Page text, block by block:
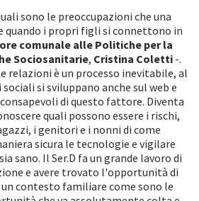
sono le preoccupazioni che una
quando i propri figli si connettono in
comunale alle Politiche per la
Sociosanitarie, Cristina Coletti-.
relazioni è un processo inevitabile, al
si sviluppano anche sul web e
di questo fattore. Diventa
quali possono essere i rischi,
i genitori e i nonni di come
sicura le tecnologie e vigilare
sano. Il Ser.D fa un grande lavoro di
e avere trovato l'opportunità di
contesto familiare come sono le